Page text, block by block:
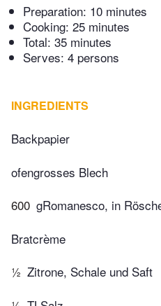
Preparation: 10 minutes
Cooking: 25 minutes
Total: 35 minutes
Serves: 4 persons
INGREDIENTS
Backpapier
ofengrosses Blech
600 gRomanesco, in
Bratcrème
½ Zitrone, Schale und Saft